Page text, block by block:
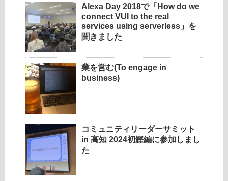
Alexa Day 2018で「How do we
connect VUI to the real
services using serverless」を
聞きました
業を営む(To engage in
business)
コミュニティリーダーサミット
in 高知 2024初鰹編に参加しまし
た